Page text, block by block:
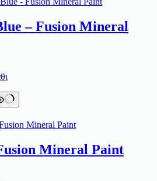
– Fusion Mineral
Mineral Paint